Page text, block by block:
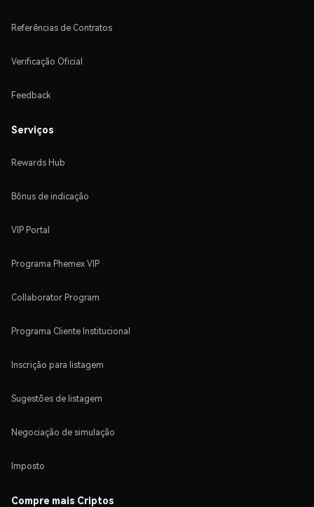
Referências de Contratos
Verificação Oficial
Feedback
Serviços
Rewards Hub
Bônus de indicação
VIP Portal
Programa Phemex VIP
Collaborator Program
Programa Cliente Institucional
Inscrição para listagem
Sugestões de listagem
Negociação de simulação
Imposto
Compre mais Criptos